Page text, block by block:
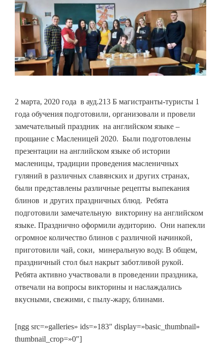
2 марта, 2020 года в ауд.213 Б магистранты-туристы 1
года обучения подготовили, организовали и провели
замечательный праздник на английском языке –
прощание с Масленицей 2020. Были подготовлены
презентации на английском языке об истории
масленицы, традиции проведения масленичных
гуляний в различных славянских и других странах,
были представлены различные рецепты выпекания
блинов и других праздничных блюд. Ребята
подготовили замечательную викторину на английском
языке. Празднично оформили аудиторию. Они напекли
огромное количество блинов с различной начинкой,
приготовили чай, соки, минеральную воду. В общем,
праздничный стол был накрыт заботливой рукой.
Ребята активно участвовали в проведении праздника,
отвечали на вопросы викторины и наслаждались
вкусными, свежими, с пылу-жару, блинами.
[ngg src=»galleries» ids=»183″ display=»basic_thumbnail»
thumbnail_crop=»0″]